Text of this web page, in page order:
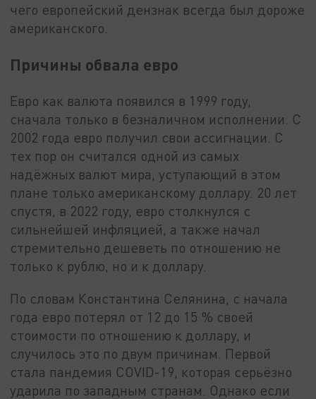
чего европейский дензнак всегда был дороже
американского.
Причины обвала евро
Евро как валюта появился в 1999 году,
сначала только в безналичном исполнении. С
2002 года евро получил свои ассигнации. С
тех пор он считался одной из самых
надёжных валют мира, уступающий в этом
плане только американскому доллару. 20 лет
спустя, в 2022 году, евро столкнулся с
сильнейшей инфляцией, а также начал
стремительно дешеветь по отношению не
только к рублю, но и к доллару.
По словам Константина Селянина, с начала
года евро потерял от 12 до 15 % своей
стоимости по отношению к доллару, и
случилось это по двум причинам. Первой
стала пандемия COVID-19, которая серьёзно
ударила по западным странам. Однако если